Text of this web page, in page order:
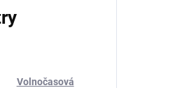
Volnočasová